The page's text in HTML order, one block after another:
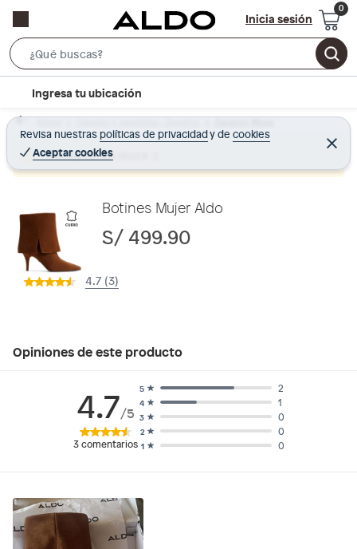
Inicia sesión
e
r
c
B
r
c
t
Ingresa tu ubicación
Revisa nuestras políticas de privacidadyde cookies
Aceptar cookies
C
e
r
Home Calzado y zapatillas - Zapatos Zapatos Mujer
Producto sin stock :(
Botines Mujer Aldo
S/ 499.90
4.7 (3)
Opiniones de este producto
4.7/5
3 comentarios 1 0
2 0
3 0
4 1
5 2